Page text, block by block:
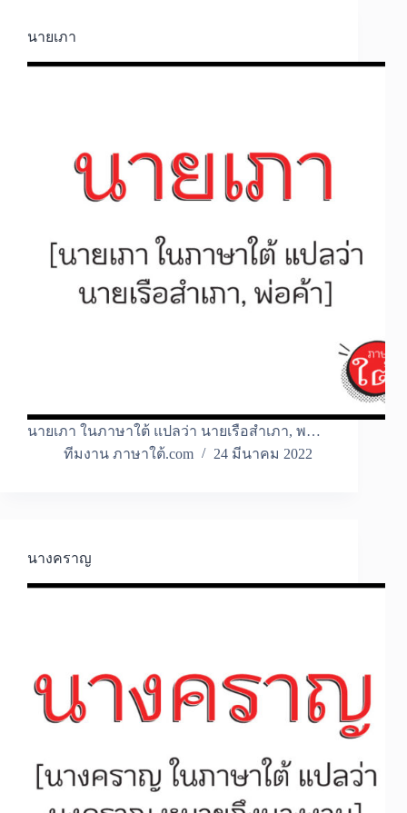
นายเภา
นายเภา ในภาษาใต้ แปลว่า นายเรือสำเภา, พ…
ทีมงาน ภาษาใต้.com
24 มีนาคม 2022
นางคราญ